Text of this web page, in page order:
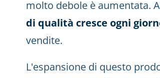
molto debole è aumentata.
di qualità cresce ogni
vendite.
L'espansione di questo